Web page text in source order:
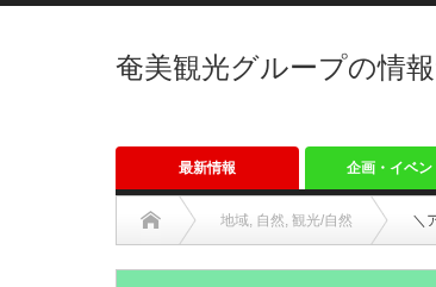
奄美観光グループの情
最新情報 企画・イベン
地域, 自然, 観光/自然 ＼